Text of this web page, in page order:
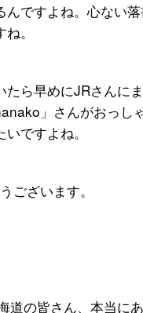
ですよね。心ない
。
ら早めにJRさんに
」さんがおっ
ですよね。
ございます。
道の皆さん、本当に